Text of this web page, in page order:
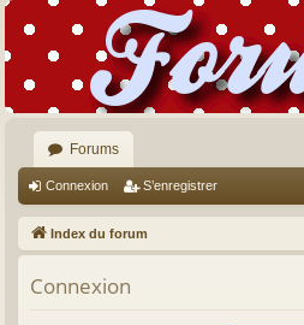
Forums
Connexion S’enregistrer
Index du forum
Connexion